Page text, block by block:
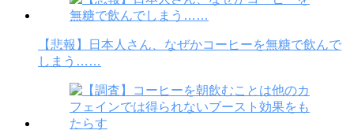
【悲報】日本人さん、なぜかコーヒーを無糖で飲んで
しまう……